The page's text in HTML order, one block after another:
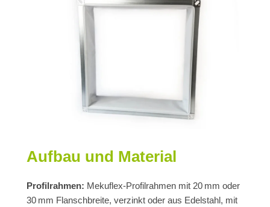
Aufbau und Material
Profilrahmen: Mekuflex-Profilrahmen mit 20 mm oder
30 mm Flanschbreite, verzinkt oder aus Edelstahl, mit